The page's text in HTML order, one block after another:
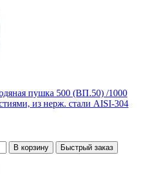
пушка 500 (ВП.50) /1000
из нерж. стали AISI-304
В корзину Быстрый заказ